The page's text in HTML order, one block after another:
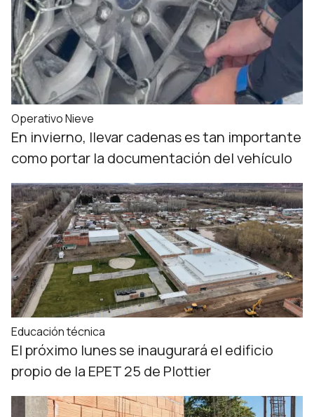
Operativo Nieve
En invierno, llevar cadenas es tan importante
como portar la documentación del vehículo
Educación técnica
El próximo lunes se inaugurará el edificio
propio de la EPET 25 de Plottier